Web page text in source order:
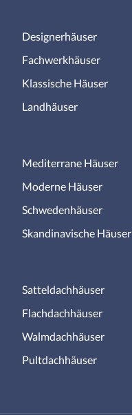
Designerhäuser
Fachwerkhäuser
Klassische Häuser
Landhäuser
Mediterrane Häuser
Moderne Häuser
Schwedenhäuser
Skandinavische Häuser
Satteldachhäuser
Flachdachhäuser
Walmdachhäuser
Pultdachhäuser